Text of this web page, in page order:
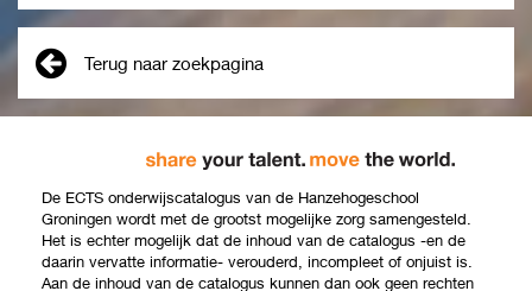
Terug naar zoekpagina
De ECTS onderwijscatalogus van de Hanzehogeschool
Groningen wordt met de grootst mogelijke zorg samengesteld.
Het is echter mogelijk dat de inhoud van de catalogus -en de
daarin vervatte informatie- verouderd, incompleet of onjuist is.
Aan de inhoud van de catalogus kunnen dan ook geen rechten